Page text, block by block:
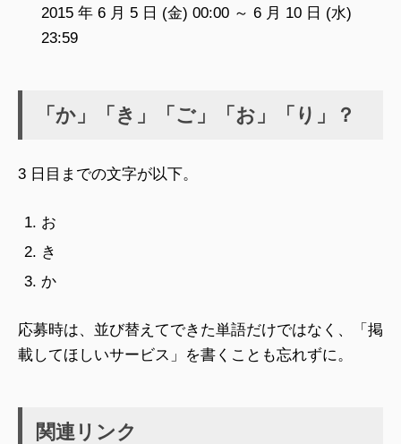
2015 年 6 月 5 日 (金) 00:00 ～ 6 月 10 日 (水)
23:59
「か」「き」「ご」「お」「り」？
3 日目までの文字が以下。
お
き
か
応募時は、並び替えてできた単語だけではなく、「掲
載してほしいサービス」を書くことも忘れずに。
関連リンク